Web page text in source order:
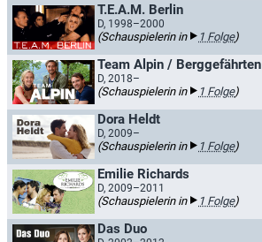
T.E.A.M. Berlin
D, 1998–2000
(Schauspielerin in 1 Folge)
Team Alpin / Berggefährten
D, 2018–
(Schauspielerin in 1 Folge)
Dora Heldt
D, 2009–
(Schauspielerin in 1 Folge)
Emilie Richards
D, 2009–2011
(Schauspielerin in 1 Folge)
Das Duo